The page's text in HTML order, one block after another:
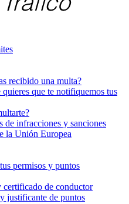
recibido una multa?
que te notifiquemos tus
de infracciones y sanciones
la Unión Europea
permisos y puntos
certificado de conductor
justificante de puntos